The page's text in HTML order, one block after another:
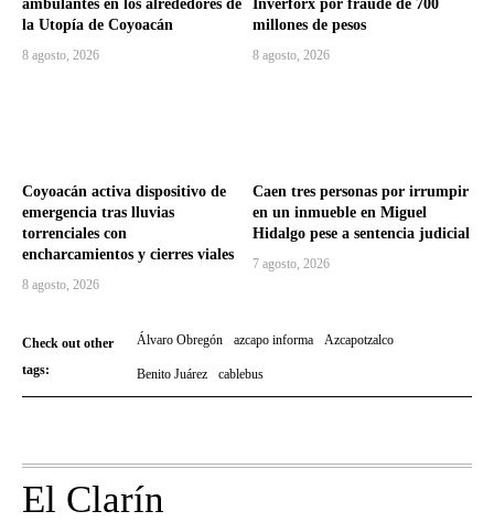
ambulantes en los alrededores de
la Utopía de Coyoacán
8 agosto, 2026
Inverforx por fraude de 700
millones de pesos
8 agosto, 2026
Coyoacán activa dispositivo de
emergencia tras lluvias
torrenciales con
encharcamientos y cierres viales
8 agosto, 2026
Caen tres personas por irrumpir
en un inmueble en Miguel
Hidalgo pese a sentencia judicial
7 agosto, 2026
Check out other
tags:
Álvaro Obregón azcapo informa Azcapotzalco
Benito Juárez cablebus
El Clarín